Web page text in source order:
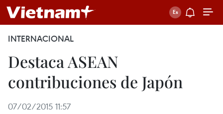
INTERNACIONAL
Destaca ASEAN
contribuciones de Japón
07/02/2015 11:57